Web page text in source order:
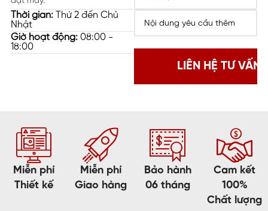
Thời gian:Thứ 2 đến Chủ
Nhật
Giờ hoạt động:08:00 -
18:00
Miễn phí
Thiết kế
Miễn phí
Giao hàng
Bảo hành
06 tháng
Cam kết
100%
Chất lượng